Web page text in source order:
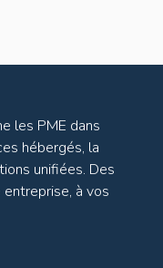
les PME dans
hébergés, la
unifiées. Des
à vos